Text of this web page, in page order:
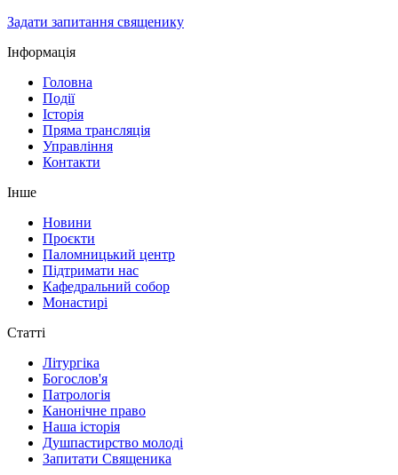
Задати запитання священику
Інформація
Головна
Події
Історія
Пряма трансляція
Управління
Контакти
Інше
Новини
Проєкти
Паломницький центр
Підтримати нас
Кафедральний собор
Монастирі
Статті
Літургіка
Богослов'я
Патрологія
Канонічне право
Наша історія
Душпастирство молоді
Запитати Священика